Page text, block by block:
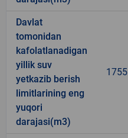
Davlat
tomonidan
kafolatlanadigan
yillik suv
yetkazib berish
limitlarining eng
yuqori
darajasi(m3)
1755